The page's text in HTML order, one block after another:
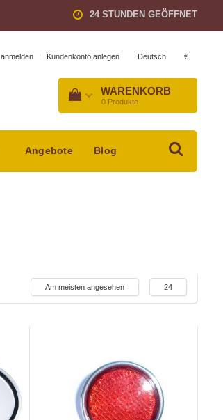
24 STUNDEN GEÖFFNET
anmelden | Kundenkonto anlegen Deutsch €
WARENKORB
0 Produkte
Angebote Blog
Am meisten angesehen 24